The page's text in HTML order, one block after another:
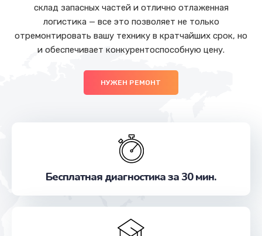
склад запасных частей и отлично отлаженная
логистика — все это позволяет не только
отремонтировать вашу технику в кратчайших срок, но
и обеспечивает конкурентоспособную цену.
НУЖЕН РЕМОНТ
Бесплатная диагностика за 30 мин.